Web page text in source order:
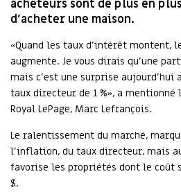
acheteurs sont de plus en
d’acheter une maison.
«Quand les taux d’intérêt montent,
augmente. Je vous dirais qu’une
mais c’est une surprise aujourd’hui
taux directeur de 1 %», a
Royal LePage, Marc Lefrançois.
Le ralentissement du marché,
l’inflation, du taux directeur, mais
favorise les propriétés dont le coût
$.